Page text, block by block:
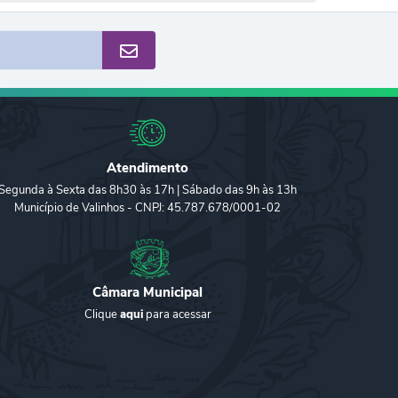
Atendimento
à Sexta das 8h30 às 17h | Sábado das 9h às 13h
Município de Valinhos - CNPJ: 45.787.678/0001-02
Câmara Municipal
Cliqueaquipara acessar